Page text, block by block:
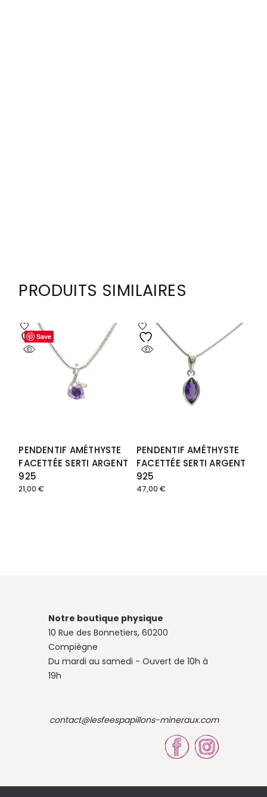
PRODUITS SIMILAIRES
Save
PENDENTIF AMÉTHYSTE
FACETTÉE SERTI ARGENT
925
21,00€
Save
PENDENTIF AMÉTHYSTE
FACETTÉE SERTI ARGENT
925
47,00 €
Notre boutique physique
10 Rue des Bonnetiers, 60200
Compiègne
Du mardi au samedi - Ouvert de 10h à
19h
contact@lesfeespapillons-mineraux.com